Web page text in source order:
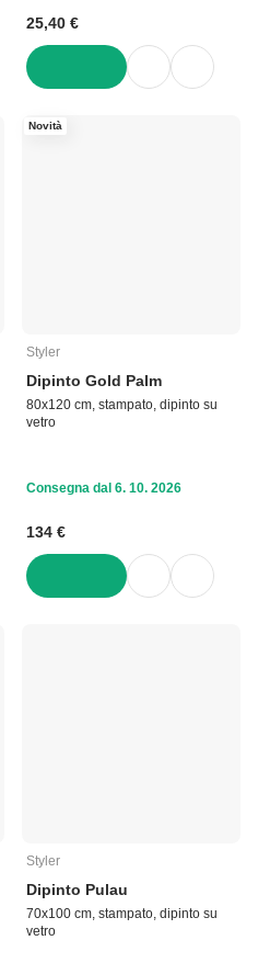
25,40 €
Novità
Styler
Dipinto Gold Palm
80x120 cm, stampato, dipinto su
vetro
Consegna dal 6. 10. 2026
134 €
Styler
Dipinto Pulau
70x100 cm, stampato, dipinto su
vetro